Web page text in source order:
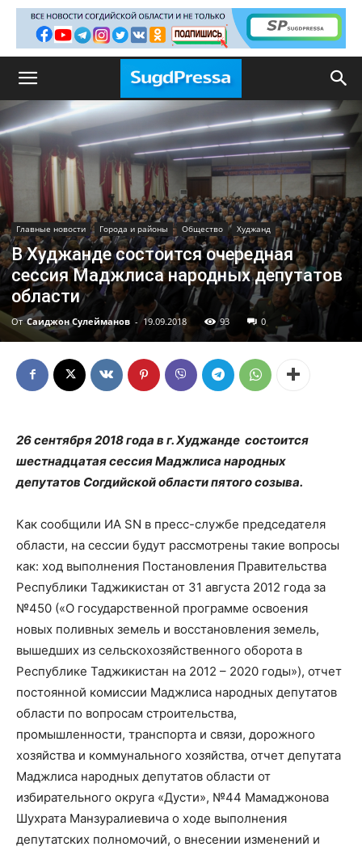
Главные новости Города и районы Общество Худжанд
В Худжанде состоится очередная
сессия Маджлиса народных депутатов
области
От Саиджон Сулейманов - 19.09.2018 93 0
26 сентября 2018 года в г. Худжанде состоится
шестнадцатая сессия Маджлиса народных
депутатов Согдийской области пятого созыва.
Как сообщили ИА SN в пресс-службе председателя
области, на сессии будут рассмотрены такие вопросы
как: ход выполнения Постановления Правительства
Республики Таджикистан от 31 августа 2012 года за
№450 («О государственной программе освоения
новых поливных земель и восстановления земель,
вышедших из сельскохозяйственного оборота в
Республике Таджикистан на 2012 – 2020 годы»), отчет
постоянной комиссии Маджлиса народных депутатов
области по вопросам строительства,
промышленности, транспорта и связи, дорожного
хозяйства и коммунального хозяйства, отчет депутата
Маджлиса народных депутатов области от
избирательного округа «Дусти», №44 Мамаджонова
Шухрата Манзуралиевича о ходе выполнения
депутатских полномочий, о внесении изменений и